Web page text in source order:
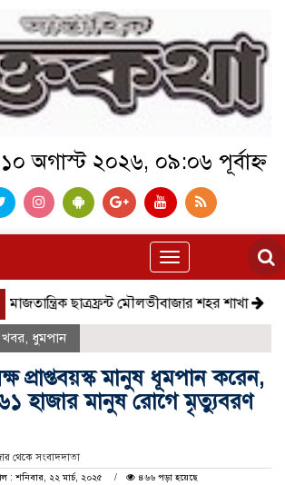
অগাস্ট ২০২৬, ০৯:০৬ পূর্বাহ্ন
Toggle
navigation
ছাত্রফ্রন্ট মৌলভীবাজার শহর শাখা কেমন আছে
খবর, ধুমপান
প্রাপ্তবয়স্ক মানুষ ধূমপান করেন,
হাজার মানুষ রোগে মৃত্যুবরণ
থেকে সংবাদদাতা
: শনিবার, ২২ মার্চ, ২০২৫
৪৬৬ পড়া হয়েছে